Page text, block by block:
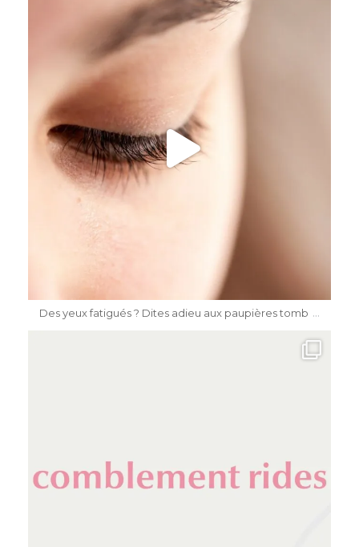
dr.katiasalomon
Des yeux fatigués ? Dites adieu aux paupières tomb ...